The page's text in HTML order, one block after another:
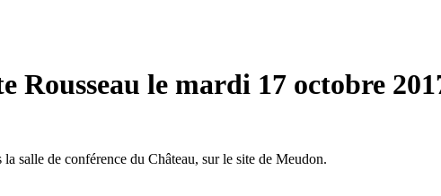
Rousseau le mardi 17 octobre
salle de conférence du Château, sur le site de Meudon.